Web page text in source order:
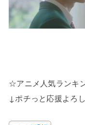
☆アニメ人気ランキ
↓ポチっと応援よろ